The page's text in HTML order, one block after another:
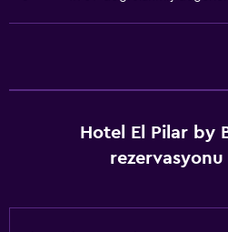
Hotel El Pilar by